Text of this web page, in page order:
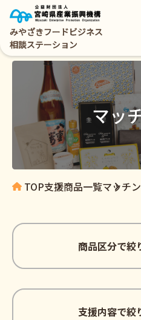
みやざきフードビジネス
相談ステーション
マッ
TOP支援商品一覧マッチ
商品区分で絞
支援内容で絞